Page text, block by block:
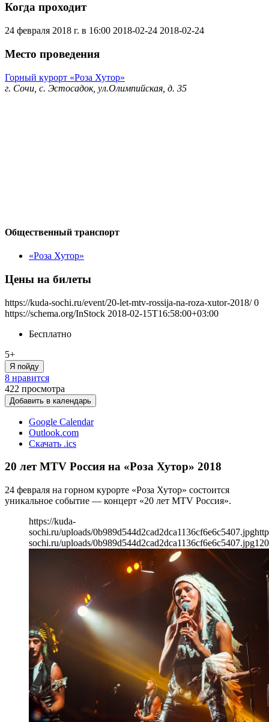
Когда проходит
24 февраля 2018 г. в 16:00 2018-02-24 2018-02-24
Место проведения
Горный курорт «Роза Хутор»
г. Сочи, с. Эстосадок, ул.Олимпийская, д. 35
Общественный транспорт
«Роза Хутор»
Цены на билеты
https://kuda-sochi.ru/event/20-let-mtv-rossija-na-roza-xutor-2018/ 0
https://schema.org/InStock 2018-02-15T16:58:00+03:00
Бесплатно
5+
Я пойду
8 нравится
422 просмотра
Добавить в календарь
Google Calendar
Outlook.com
Скачать .ics
20 лет MTV Россия на «Роза Хутор» 2018
24 февраля на горном курорте «Роза Хутор» состоится
уникальное событие — концерт «20 лет MTV Россия».
https://kuda-
sochi.ru/uploads/0b989d544d2cad2dca1136cf6e6c5407.jpg
sochi.ru/uploads/0b989d544d2cad2dca1136cf6e6c5407.jpg